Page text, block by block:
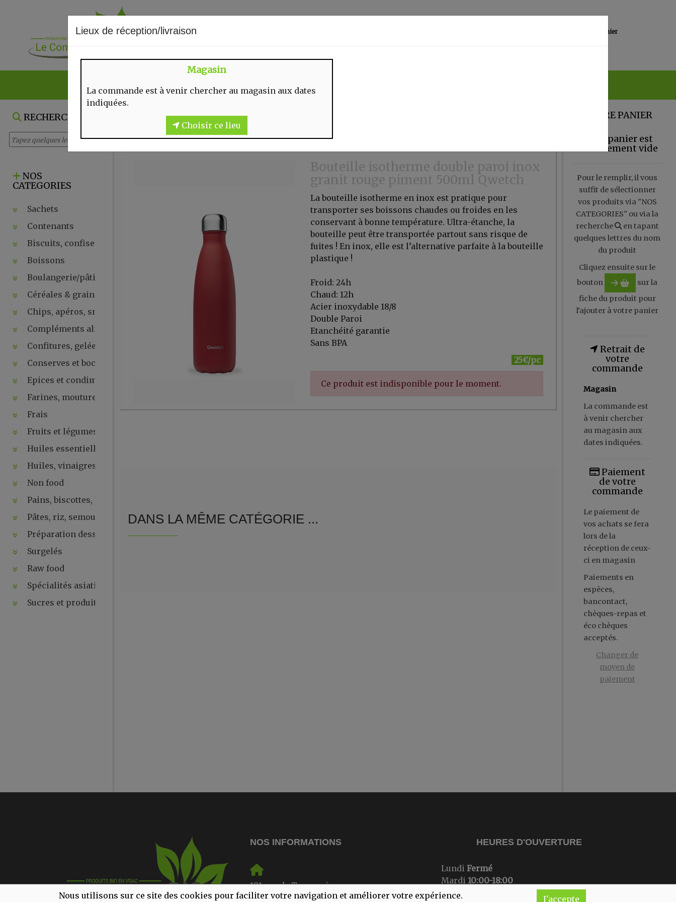
Nous utilisons sur ce site des cookies pour faciliter votre navigation et améliorer votre expérience.
J'accepte
Mon panier
NOS VENTES DU MOMENT CONTACT
RECHERCHE
NOS
CATEGORIES
Sachets
Contenants
Biscuits, confiseries, chocolats, snacks
Boissons
Boulangerie/pâtisseries
Céréales & graines
Chips, apéros, snacks, crackers ...
Compléments alimentaires & plantes
Confitures, gelées, compotes, purées, pâtes à tartiner, ...
Conserves et bocaux
Epices et condiments
Farines, moutures et levures
Frais
Fruits et légumes secs
Huiles essentielles, hydrolats, ...
Huiles, vinaigres, sauces
Non food
Pains, biscottes, levures, ...
Pâtes, riz, semoules
Préparation desserts, ....
Surgelés
Raw food
Spécialités asiatiques
Sucres et produits de la ruche
Lieux de réception/livraison
Magasin
La commande est à venir chercher au magasin aux dates
indiquées.
Choisir ce lieu
Bouteille isotherme double paroi inox
granit rouge piment 500ml Qwetch
La bouteille isotherme en inox est pratique pour
transporter ses boissons chaudes ou froides en les
conservant à bonne température. Ultra-étanche, la
bouteille peut être transportée partout sans risque de
fuites ! En inox, elle est l’alternative parfaite à la bouteille
plastique !
Froid: 24h
Chaud: 12h
Acier inoxydable 18/8
Double Paroi
Etanchéité garantie
Sans BPA
25€/pc
Ce produit est indisponible pour le moment.
DANS LA MÊME CATÉGORIE ...
VOTRE PANIER
Votre panier est
actuellement vide
Pour le remplir, il vous
suffit de sélectionner
vos produits via "NOS
CATEGORIES" ou via la
recherche
en tapant
quelques lettres du nom
du produit
Cliquez ensuite sur le
bouton
sur la
fiche du produit pour
l'ajouter à votre panier
Retrait de
votre
commande
Magasin
La commande est
à venir chercher
au magasin aux
dates indiquées.
Paiement
de votre
commande
Le paiement de
vos achats se fera
lors de la
réception de ceux-
ci en magasin
Paiements en
espèces,
bancontact,
chèques-repas et
éco chèques
acceptés.
Changer de
moyen de
paiement
NOS INFORMATIONS
181 rue de Trazegnies
6180 Courcelles
HEURES D'OUVERTURE
Lundi Fermé
Mardi 10:00-18:00
Mercredi